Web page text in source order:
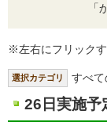
「
※左右にフリックす
選択カテゴリ すべて
26日実施予